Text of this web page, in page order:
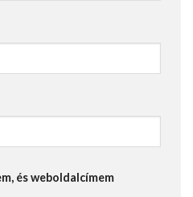
és weboldalcímem